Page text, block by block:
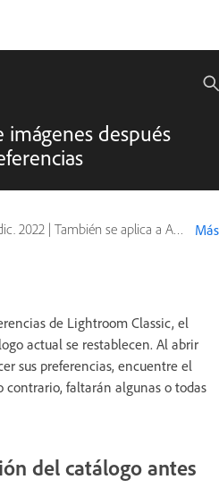
imágenes después
2022 | También se aplica a Adobe Lightroom 6 Más
de Lightroom Classic, el
actual se restablecen. Al abrir
sus preferencias, encuentre el
contrario, faltarán algunas o todas
del catálogo antes